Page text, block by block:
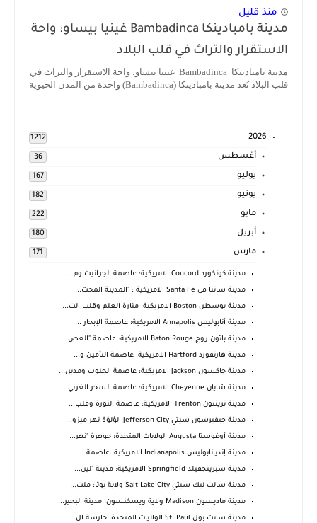
منذ قليل
مدينة بامبادينكا Bambadinca غينيا بيساو: واحة
الاستقرار والتراث في قلب البلاد
مدينة بامبادينكا Bambadinca غينيا بيساو: واحة الاستقرار والتراث في
قلب البلاد تُعد مدينة بامبادينكا (Bambadinca) واحدة من المدن الحيوية
2026
1212
أغسطس 36
يوليو 167
يونيو 182
مايو 222
أبريل 180
مارس 171
مدينة كونكورد Concord الامريكية: عاصمة الجرانيت وم...
مدينة سانتا في Santa Fe الامريكية : "المدينة المخت...
مدينة بوسطن Boston الامريكية: منارة العلم وقلب الت...
مدينة أنابوليس Annapolis الامريكية: عاصمة الإبحار ...
مدينة باتون روج Baton Rouge الامريكية: عاصمة "العص...
مدينة هارتفورد Hartford الامريكية: عاصمة التأمين و...
مدينة جاكسون Jackson الامريكية: عاصمة الجنوب ومدين...
مدينة شايان Cheyenne الامريكية: عاصمة السحر الغربي...
مدينة ترينتون Trenton الامريكية: عاصمة الثورة وقلب...
مدينة جيفيرسون سيتي Jefferson City: لؤلؤة نهر ميزو...
مدينة أوغوستا Augusta الولايات المتحدة: جوهرة "نهر...
مدينة إنديانابوليس Indianapolis الامريكية: عاصمة ا...
مدينة سبرينجفيلد Springfield الامريكية: مدينة "لين...
مدينة سالت ليك سيتي Salt Lake City ولاية يوتا: ملت...
مدينة ماديسون Madison ولاية ويسكنسون: مدينة البحير...
مدينة سانت بول St. Paul الولايات المتحدة: حارسة ال...